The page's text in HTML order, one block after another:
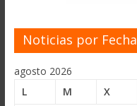
Noticias por Fecha
agosto 2026
L
M X